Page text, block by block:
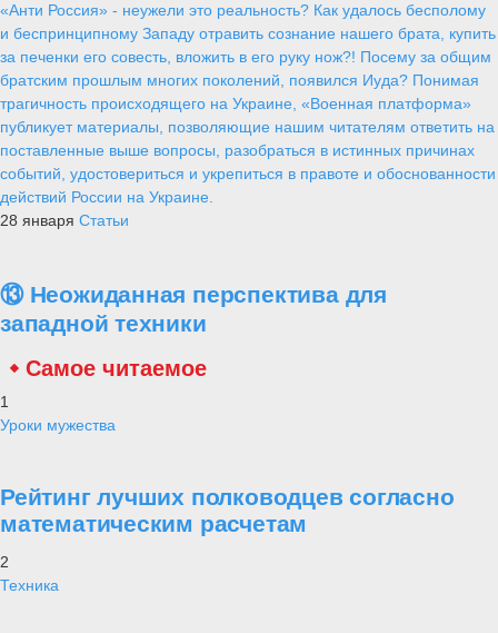
«Анти Россия» - неужели это реальность? Как удалось бесполому
и беспринципному Западу отравить сознание нашего брата, купить
за печенки его совесть, вложить в его руку нож?! Посему за общим
братским прошлым многих поколений, появился Иуда? Понимая
трагичность происходящего на Украине, «Военная платформа»
публикует материалы, позволяющие нашим читателям ответить на
поставленные выше вопросы, разобраться в истинных причинах
событий, удостовериться и укрепиться в правоте и обоснованности
действий России на Украине.
28 января Статьи
⑬ Неожиданная перспектива для
западной техники
Самое читаемое
1
Уроки мужества
Рейтинг лучших полководцев согласно
математическим расчетам
2
Техника